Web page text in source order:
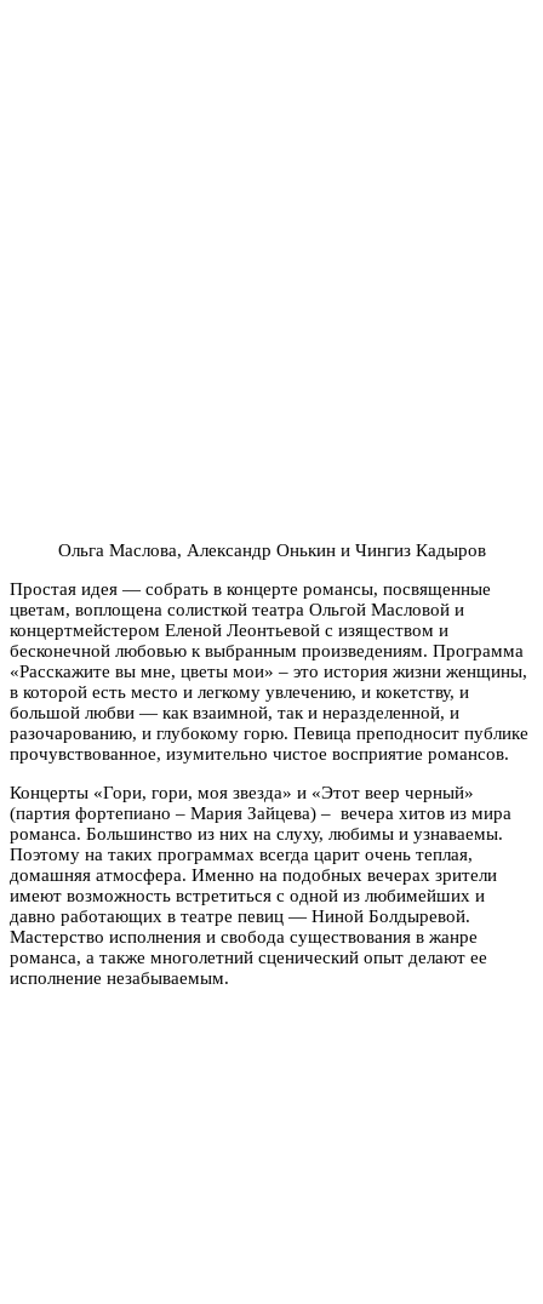
Ольга Маслова, Александр Онькин и Чингиз Кадыров
Простая идея — собрать в концерте романсы, посвященные
цветам, воплощена солисткой театра Ольгой Масловой и
концертмейстером Еленой Леонтьевой с изяществом и
бесконечной любовью к выбранным произведениям. Программа
«Расскажите вы мне, цветы мои» – это история жизни женщины,
в которой есть место и легкому увлечению, и кокетству, и
большой любви — как взаимной, так и неразделенной, и
разочарованию, и глубокому горю. Певица преподносит публике
прочувствованное, изумительно чистое восприятие романсов.
Концерты «Гори, гори, моя звезда» и «Этот веер черный»
(партия фортепиано – Мария Зайцева) – вечера хитов из мира
романса. Большинство из них на слуху, любимы и узнаваемы.
Поэтому на таких программах всегда царит очень теплая,
домашняя атмосфера. Именно на подобных вечерах зрители
имеют возможность встретиться с одной из любимейших и
давно работающих в театре певиц — Ниной Болдыревой.
Мастерство исполнения и свобода существования в жанре
романса, а также многолетний сценический опыт делают ее
исполнение незабываемым.